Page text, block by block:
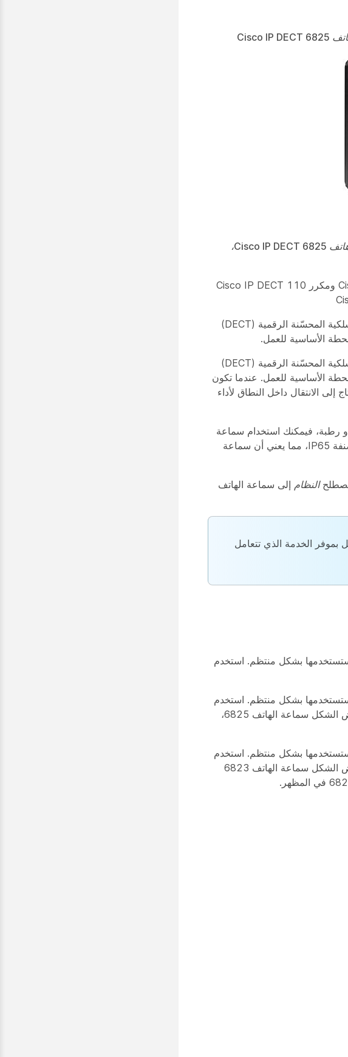
المحطة الأساسية متعددة الخلايا لـ Cisco IP DECT 210، وسماعة هاتف Cisco IP DECT 6825،
تبدو المحطة الأساسية ذات الخلية المفردة من Cisco IP DECT 110 ومكرر Cisco IP DECT 110
تتصل سماعات الهواتف بالمحطة الأساسية باستخدام الاتصالات اللاسلكية المحسّنة الرقمية (DECT)
الأساسية للعمل.
تتصل سماعات الهواتف بالمحطة الأساسية باستخدام الاتصالات اللاسلكية المحسّنة الرقمية (DECT)
الأساسية للعمل. عندما تكون
الانتقال داخل النطاق لأداء
رطبة، فيمكنك استخدام سماعة
الهاتف Cisco IP DECT 6825 Rgedized. سماعة الهاتف هذه مصنفة IP65، مما يعني أن سماعة
مصطلحالنظام إلى سماعة الهاتف
الخدمة الذي تتعامل
ستستخدمها بشكل منتظم. استخدم
ستستخدمها بشكل منتظم. استخدم
الشكل والجدول التاليين لتحديد ميزات الأزرار والأجهزة الهامة. يعرض الشكل سماعة الهاتف 6825،
ستستخدمها بشكل منتظم. استخدم
الشكل والجدول التاليين لتحديد ميزات الأزرار والأجهزة الهامة. يعرض الشكل سماعة الهاتف 6823